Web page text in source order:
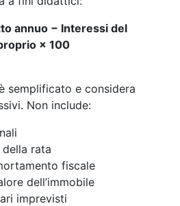
annuo − Interessi del
× 100
semplificato e considera
Non include:
rata
fiscale
dell’immobile
imprevisti